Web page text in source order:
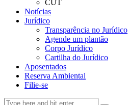
CUT
Notícias
Jurídico
Transparência no Jurídico
Agende um plantão
Corpo Jurídico
Cartilha do Jurídico
Aposentados
Reserva Ambiental
Filie-se